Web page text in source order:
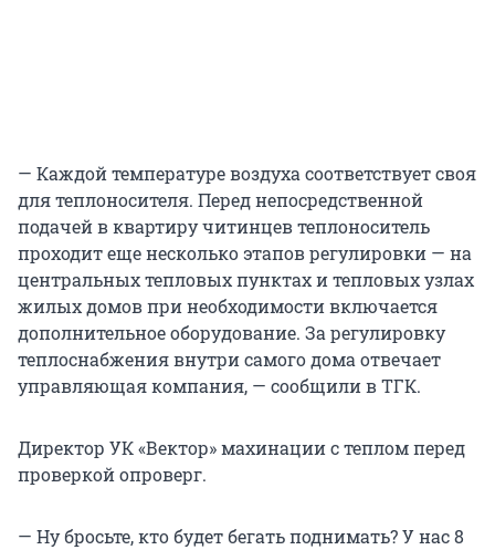
— Каждой температуре воздуха соответствует своя
для теплоносителя. Перед непосредственной
подачей в квартиру читинцев теплоноситель
проходит еще несколько этапов регулировки — на
центральных тепловых пунктах и тепловых узлах
жилых домов при необходимости включается
дополнительное оборудование. За регулировку
теплоснабжения внутри самого дома отвечает
управляющая компания, — сообщили в ТГК.
Директор УК «Вектор» махинации с теплом перед
проверкой опроверг.
— Ну бросьте, кто будет бегать поднимать? У нас 8